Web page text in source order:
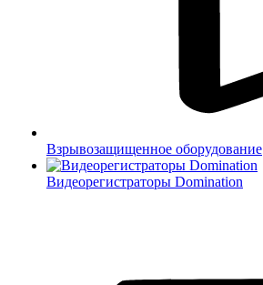
Взрывозащищенное оборудование
Видеорегистраторы Domination